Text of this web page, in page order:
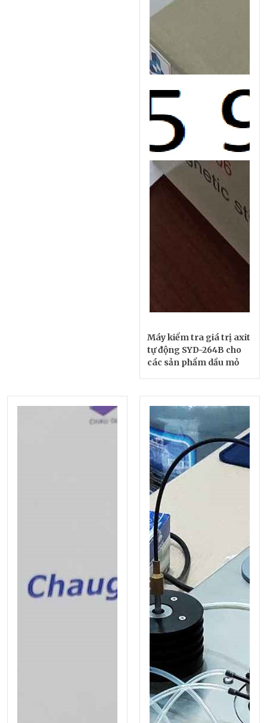
Máy kiểm tra giá trị axit
tự động SYD-264B cho
các sản phẩm dầu mỏ